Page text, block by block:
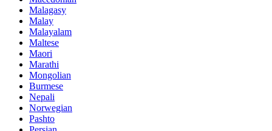
Malagasy
Malay
Malayalam
Maltese
Maori
Marathi
Mongolian
Burmese
Nepali
Norwegian
Pashto